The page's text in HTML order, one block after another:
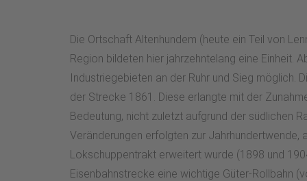
Die Ortschaft Altenhundem (heute ein Teil von
Region bildeten hier jahrzehntelang eine Einheit.
Industriegebieten an der Ruhr und Sieg möglich.
der Strecke 1861. Diese erlangte mit der
Bedeutung, nicht zuletzt aufgrund der südlichen
Veränderungen erfolgten zur Jahrhundertwende,
Lokschuppentrakt erweitert wurde (1898 und
Eisenbahnstrecke eine wichtige Güter-Rollbahn